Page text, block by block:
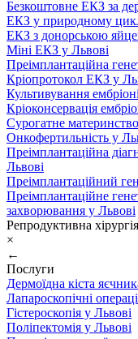
Безкоштовне ЕКЗ за
ЕКЗ у природному
ЕКЗ з донорською
Міні ЕКЗ у Львові
Преімплантаційна
Кріопротокол ЕКЗ у
Культивування
Кріоконсервація
Сурогатне
Онкофертильність у
Преімплантаційна
Львові
Преімплантаційний
Преімплантаційне
захворювання у Львові
Репродуктивна
×
←
Послуги
Дермоїдна кіста
Лапароскопічні
Гістероскопія у Львові
Поліпектомія у Львові